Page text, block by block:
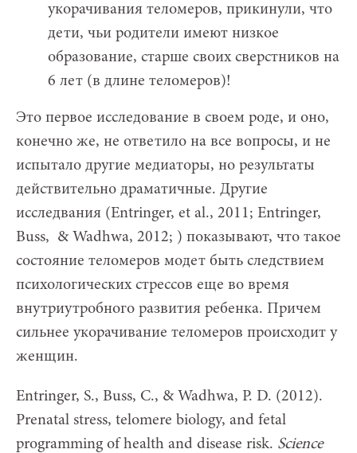
укорачивания теломеров, прикинули, что
дети, чьи родители имеют низкое
образование, старше своих сверстников на
6 лет (в длине теломеров)!
Это первое исследование в своем роде, и оно,
конечно же, не ответило на все вопросы, и не
испытало другие медиаторы, но результаты
действительно драматичные. Другие
исследвания (Entringer, et al., 2011; Entringer,
Buss, & Wadhwa, 2012; ) показывают, что такое
состояние теломеров модет быть следствием
психологических стрессов еще во время
внутриутробного развития ребенка. Причем
сильнее укорачивание теломеров происходит у
женщин.
Entringer, S., Buss, C., & Wadhwa, P. D. (2012).
Prenatal stress, telomere biology, and fetal
programming of health and disease risk. Science